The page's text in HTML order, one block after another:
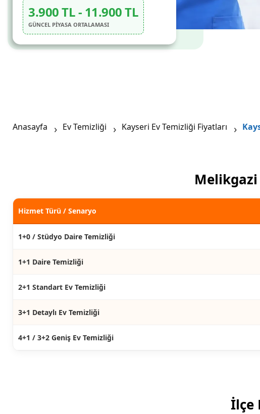
3.900 TL - 11.900 TL
GÜNCEL PİYASA ORTALAMASI
Anasayfa Ev Temizliği Kayseri Ev Temizliği Fiyatları
Hizmet Türü / Senaryo
1+0 / Stüdyo Daire Temizliği
1+1 Daire Temizliği
2+1 Standart Ev Temizliği
3+1 Detaylı Ev Temizliği
4+1 / 3+2 Geniş Ev Temizliği
İlçe